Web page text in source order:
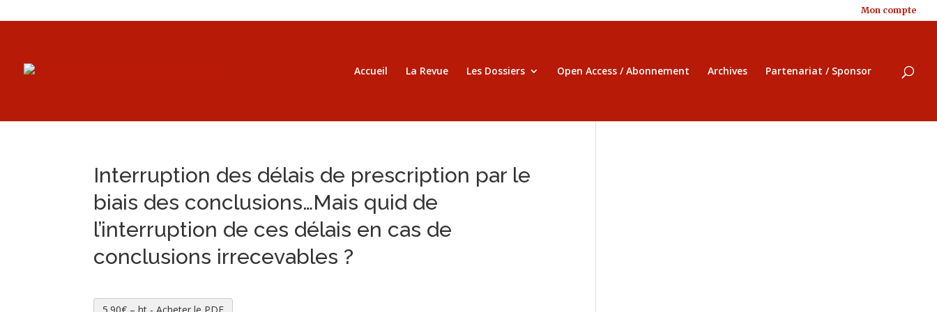
Mon compte
Accueil La Revue Les Dossiers Open Access / Abonnement Archives Partenariat / Sponsor
Interruption des délais de prescription par le
biais des conclusions…Mais quid de
l’interruption de ces délais en cas de
conclusions irrecevables ?